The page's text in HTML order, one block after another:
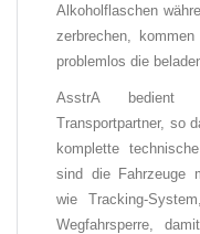
Alkoholflaschen
zerbrechen,
problemlos die
AsstrA bedient
Transportpartner, so
komplette
sind die Fahrzeuge
wie Tracking-
Wegfahrsperre,